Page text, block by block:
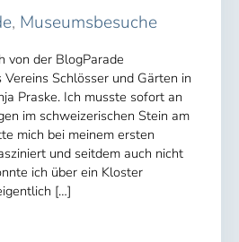
, Museumsbesuche
von der BlogParade
Schlösser und Gärten in
Praske. Ich musste sofort an
im schweizerischen Stein am
mich bei meinem ersten
und seitdem auch nicht
ich über ein Kloster
[…]